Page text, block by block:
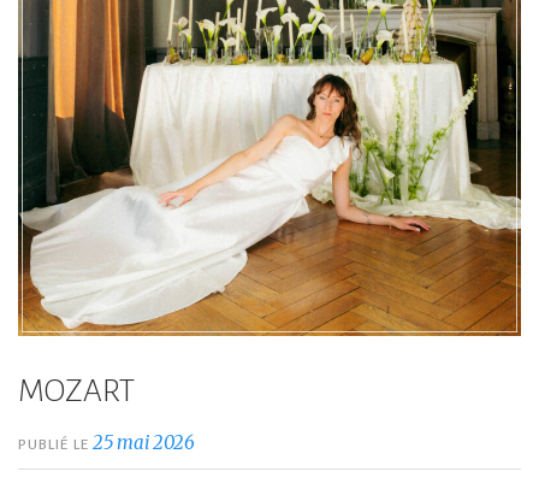
MOZART
PUBLIÉ LE 25 mai 2026